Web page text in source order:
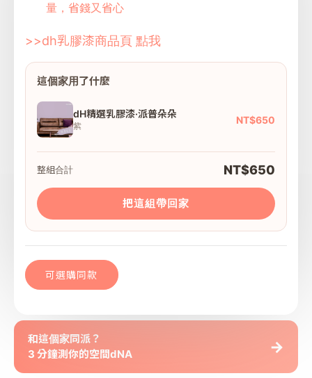
量，省錢又省心
>>dh乳膠漆商品頁 點我
這個家用了什麼
dH精選乳膠漆·派普朵朵
紫
NT$650
整組合計 NT$650
把這組帶回家
可選購同款
和這個家同派？
3 分鐘測你的空間dNA
→